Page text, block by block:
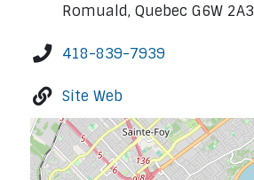
Romuald, Quebec G6W 2A3
418-839-7939
Site Web